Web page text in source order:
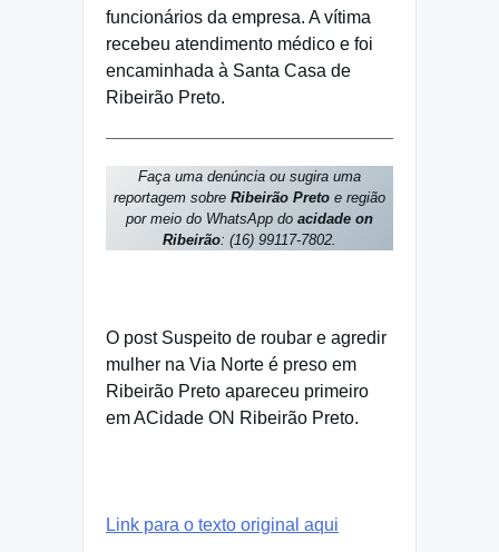
funcionários da empresa. A vítima
recebeu atendimento médico e foi
encaminhada à Santa Casa de
Ribeirão Preto.
Faça uma denúncia ou sugira uma
reportagem sobre Ribeirão Preto e região
por meio do WhatsApp do acidade on
Ribeirão: (16) 99117-7802.
O post Suspeito de roubar e agredir
mulher na Via Norte é preso em
Ribeirão Preto apareceu primeiro
em ACidade ON Ribeirão Preto.
Link para o texto original aqui